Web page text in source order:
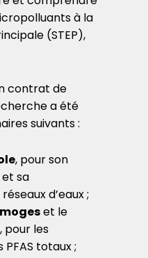
à la
(STEP),
contrat de
a été
suivants :
, pour son
sa
d’eaux ;
et le
, pour les
totaux ;